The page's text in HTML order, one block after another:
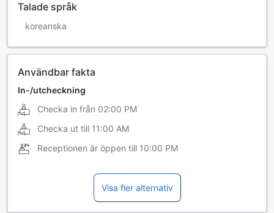
Talade språk
koreanska
Användbar fakta
In-/utcheckning
Checka in från 02:00 PM
Checka ut till 11:00 AM
Receptionen är öppen till 10:00 PM
Visa fler alternativ